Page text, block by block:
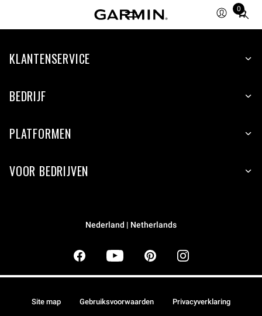
0
Total
items
cart:
KLANTENSERVICE
BEDRIJF
PLATFORMEN
VOOR BEDRIJVEN
Nederland | Netherlands
Site map Gebruiksvoorwaarden Privacyverklaring